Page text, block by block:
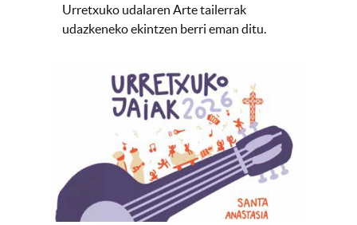
Urretxuko udalaren Arte tailerrak
udazkeneko ekintzen berri eman ditu.